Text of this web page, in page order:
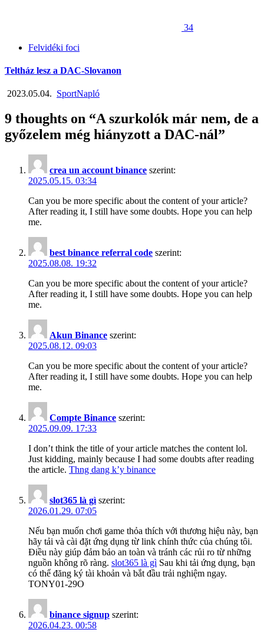
34
Felvidéki foci
Teltház lesz a DAC-Slovanon
2023.05.04. SportNapló
9 thoughts on “A szurkolók már nem, de a
győzelem még hiányzott a DAC-nál”
crea un account binance szerint:
2025.05.15. 03:34
Can you be more specific about the content of your article?
After reading it, I still have some doubts. Hope you can help
me.
best binance referral code szerint:
2025.08.08. 19:32
Can you be more specific about the content of your article?
After reading it, I still have some doubts. Hope you can help
me.
Akun Binance szerint:
2025.08.12. 09:03
Can you be more specific about the content of your article?
After reading it, I still have some doubts. Hope you can help
me.
Compte Binance szerint:
2025.09.09. 17:33
I don’t think the title of your article matches the content lol.
Just kidding, mainly because I had some doubts after reading
the article. Thng dang k’y binance
slot365 là gì szerint:
2026.01.29. 07:05
Nếu bạn muốn chơi game thỏa thích với thương hiệu này, bạn
hãy tải và cài đặt ứng dụng từ link chính thức của chúng tôi.
Điều này giúp đảm bảo an toàn và tránh các rủi ro từ những
nguồn không rõ ràng. slot365 là gì Sau khi tải ứng dụng, bạn
có thể đăng ký tài khoản và bắt đầu trải nghiệm ngay.
TONY01-29O
binance signup szerint:
2026.04.23. 00:58